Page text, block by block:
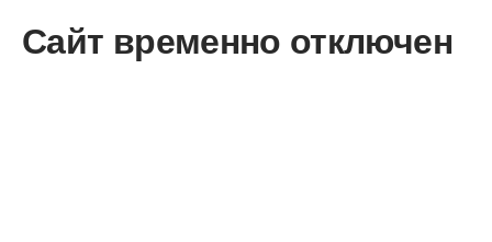
Сайт временно отключен